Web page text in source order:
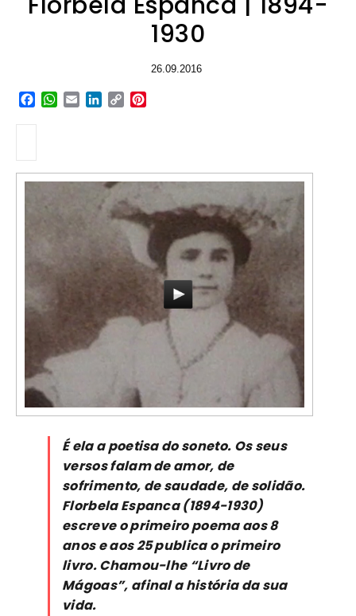
1930
26.09.2016
Facebook
WhatsApp
EmailLinkedIn
Copy
É ela a poetisa do soneto. Os seus
versos falam de amor, de
sofrimento, de saudade, de solidão.
Florbela Espanca (1894-1930)
escreve o primeiro poema aos 8
anos e aos 25 publica o primeiro
livro. Chamou-lhe “Livro de
Mágoas”, afinal a história da sua
vida.